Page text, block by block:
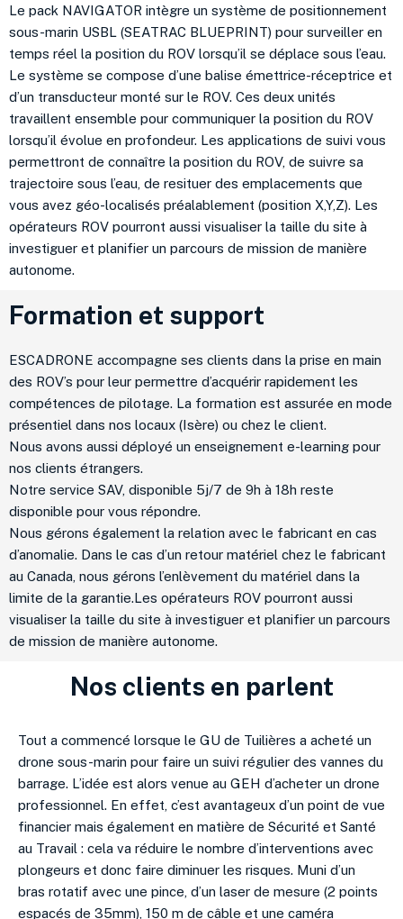
Le pack NAVIGATOR intègre un système de positionnement
sous-marin USBL (SEATRAC BLUEPRINT) pour surveiller en
temps réel la position du ROV lorsqu’il se déplace sous l’eau.
Le système se compose d’une balise émettrice-réceptrice et
d’un transducteur monté sur le ROV. Ces deux unités
travaillent ensemble pour communiquer la position du ROV
lorsqu’il évolue en profondeur. Les applications de suivi vous
permettront de connaître la position du ROV, de suivre sa
trajectoire sous l’eau, de resituer des emplacements que
vous avez géo-localisés préalablement (position X,Y,Z). Les
opérateurs ROV pourront aussi visualiser la taille du site à
investiguer et planifier un parcours de mission de manière
autonome.
Formation et support
ESCADRONE accompagne ses clients dans la prise en main
des ROV’s pour leur permettre d’acquérir rapidement les
compétences de pilotage. La formation est assurée en mode
présentiel dans nos locaux (Isère) ou chez le client.
Nous avons aussi déployé un enseignement e-learning pour
nos clients étrangers.
Notre service SAV, disponible 5j/7 de 9h à 18h reste
disponible pour vous répondre.
Nous gérons également la relation avec le fabricant en cas
d’anomalie. Dans le cas d’un retour matériel chez le fabricant
au Canada, nous gérons l’enlèvement du matériel dans la
limite de la garantie.Les opérateurs ROV pourront aussi
visualiser la taille du site à investiguer et planifier un parcours
de mission de manière autonome.
Nos clients en parlent
Tout a commencé lorsque le GU de Tuilières a acheté un
drone sous-marin pour faire un suivi régulier des vannes du
barrage. L’idée est alors venue au GEH d’acheter un drone
professionnel. En effet, c’est avantageux d’un point de vue
financier mais également en matière de Sécurité et Santé
au Travail : cela va réduire le nombre d’interventions avec
plongeurs et donc faire diminuer les risques. Muni d’un
bras rotatif avec une pince, d’un laser de mesure (2 points
espacés de 35mm), 150 m de câble et une caméra